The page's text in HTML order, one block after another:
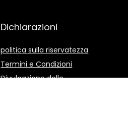
Dichiarazioni
politica sulla riservatezza
Termini e Condizioni
Divulgazione delle